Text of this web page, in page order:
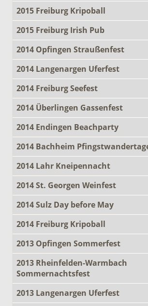
2015 Freiburg Kripoball
2015 Freiburg Irish Pub
2014 Opfingen Straußenfest
2014 Langenargen Uferfest
2014 Freiburg Seefest
2014 Überlingen Gassenfest
2014 Endingen Beachparty
2014 Bachheim
2014 Lahr Kneipennacht
2014 St. Georgen Weinfest
2014 Sulz Day before May
2014 Freiburg Kripoball
2013 Opfingen Sommerfest
2013 Rheinfelden-Warmbach
Sommernachtsfest
2013 Langenargen Uferfest